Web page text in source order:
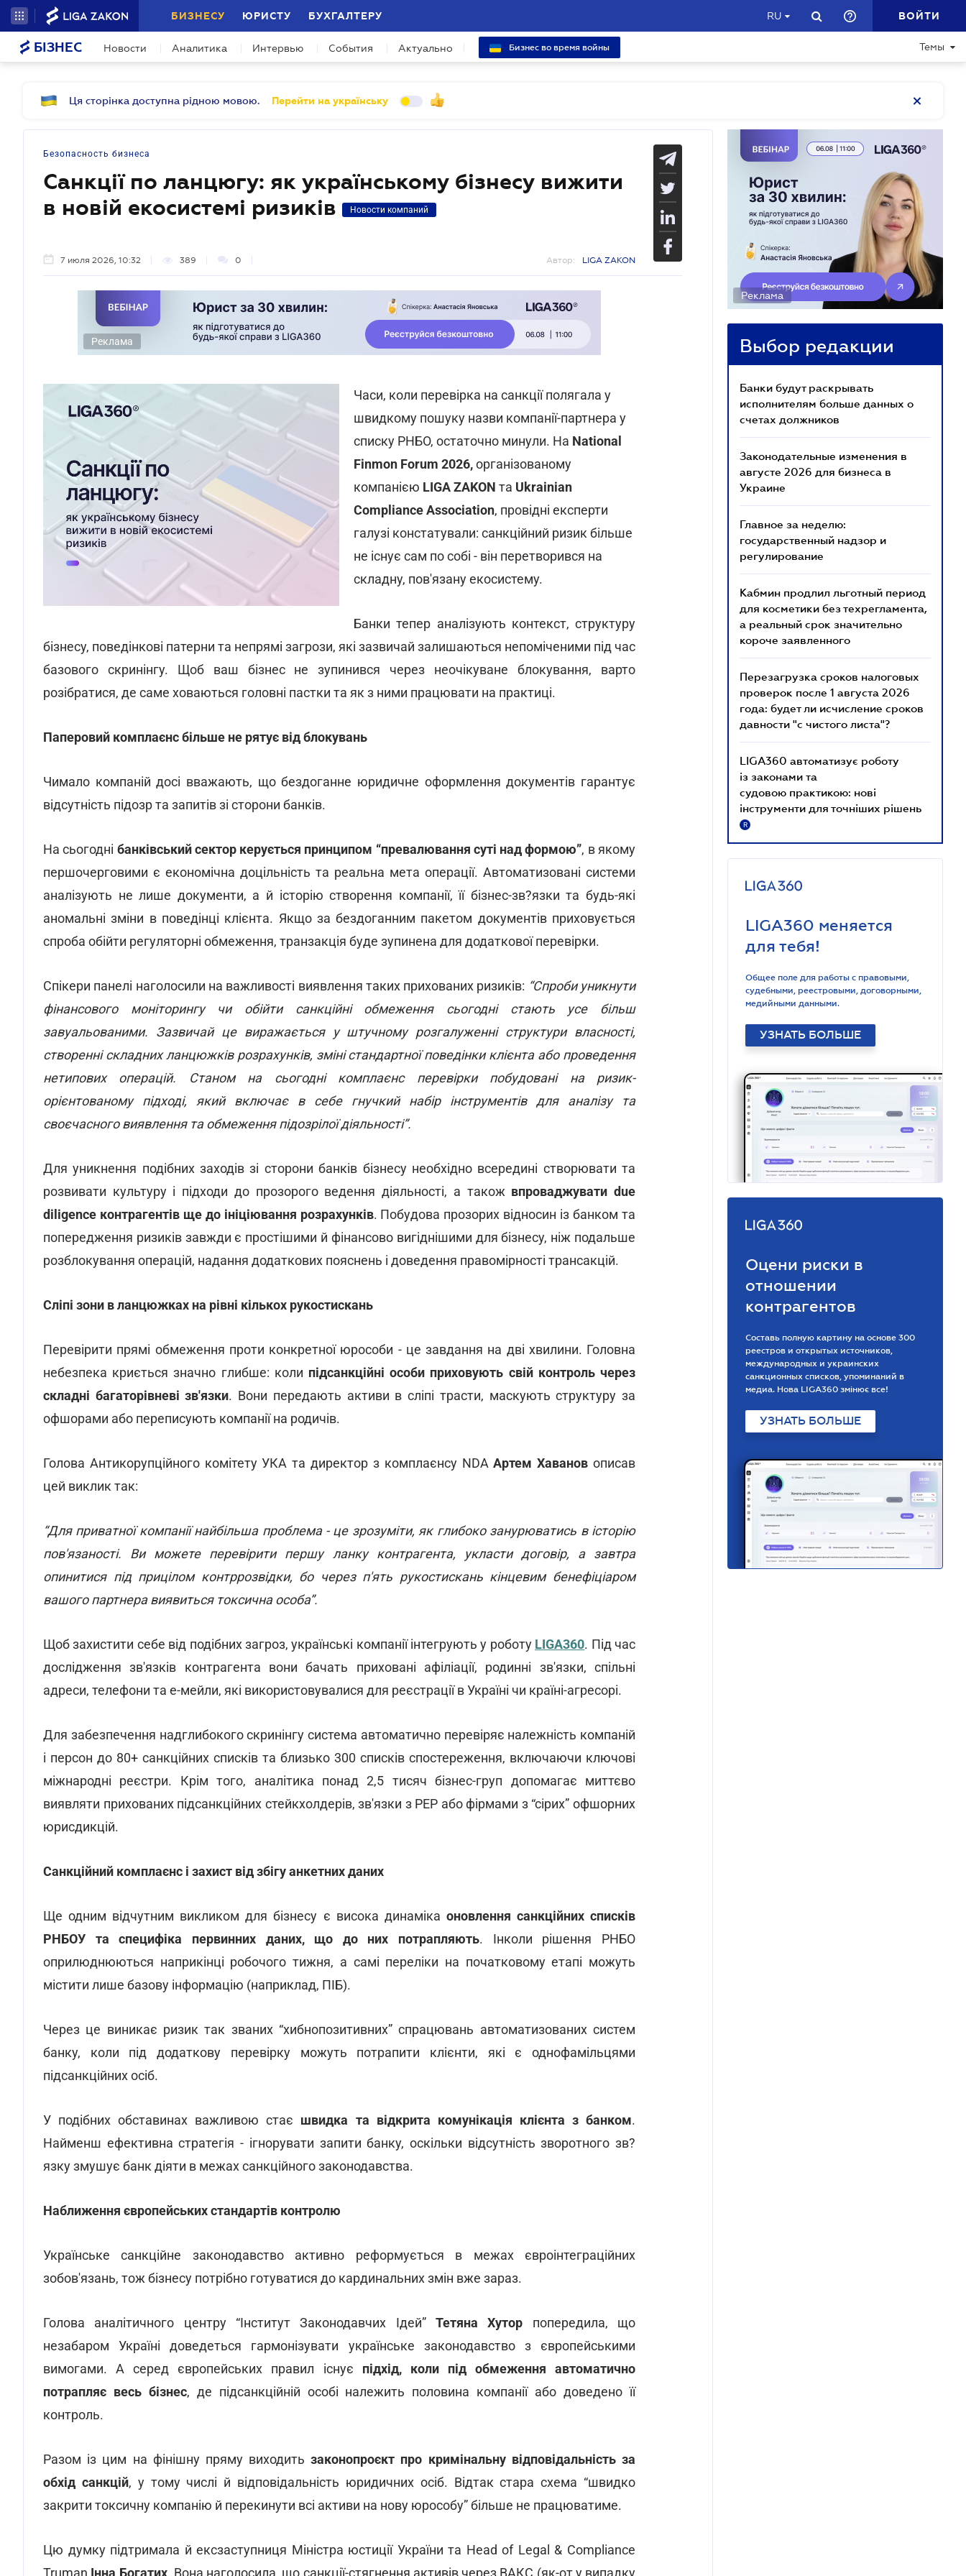
БИЗНЕСУ ЮРИСТУ БУХГАЛТЕРУ RU ВОЙТИ
БІЗНЕС Новости Аналитика Интервью События Актуально Бизнес во время войны Темы
Ця сторінка доступна рідною мовою. Перейти на українську
Безопасность бизнеса
Санкції по ланцюгу: як українському бізнесу вижити
в новій екосистемі ризиків
Новости компаний
7 июля 2026, 10:32 389 0 Автор: LIGA ZAKON
Реклама
Часи, коли перевірка на санкції полягала у
швидкому пошуку назви компанії-партнера у
списку РНБО, остаточно минули. На National
Finmon Forum 2026,організованому
компанією LIGA ZAKON та Ukrainian
Compliance Association, провідні експерти
галузі констатували: санкційний ризик більше
не існує сам по собі - він перетворився на
складну, пов'язану екосистему.
Банки тепер аналізують контекст, структуру
бізнесу, поведінкові патерни та непрямі загрози, які зазвичай залишаються непоміченими під час
базового скринінгу. Щоб ваш бізнес не зупинився через неочікуване блокування, варто
розібратися, де саме ховаються головні пастки та як з ними працювати на практиці.
Паперовий комплаєнс більше не рятує від блокувань
Чимало компаній досі вважають, що бездоганне юридичне оформлення документів гарантує
відсутність підозр та запитів зі сторони банків.
На сьогодні банківський сектор керується принципом “превалювання суті над формою”, в якому
першочерговими є економічна доцільність та реальна мета операції. Автоматизовані системи
аналізують не лише документи, а й історію створення компанії, її бізнес-зв?язки та будь-які
аномальні зміни в поведінці клієнта. Якщо за бездоганним пакетом документів приховується
спроба обійти регуляторні обмеження, транзакція буде зупинена для додаткової перевірки.
Спікери панелі наголосили на важливості виявлення таких прихованих ризиків: “Спроби уникнути
фінансового моніторингу чи обійти санкційні обмеження сьогодні стають усе більш
завуальованими. Зазвичай це виражається у штучному розгалуженні структури власності,
створенні складних ланцюжків розрахунків, зміні стандартної поведінки клієнта або проведення
нетипових операцій. Станом на сьогодні комплаєнс перевірки побудовані на ризик-
орієнтованому підході, який включає в себе гнучкий набір інструментів для аналізу та
своєчасного виявлення та обмеження підозрілої діяльності”.
Для уникнення подібних заходів зі сторони банків бізнесу необхідно всередині створювати та
розвивати культуру і підходи до прозорого ведення діяльності, а також впроваджувати due
diligence контрагентів ще до ініціювання розрахунків. Побудова прозорих відносин із банком та
попередження ризиків завжди є простішими й фінансово вигіднішими для бізнесу, ніж подальше
розблокування операцій, надання додаткових пояснень і доведення правомірності трансакцій.
Сліпі зони в ланцюжках на рівні кількох рукостискань
Перевірити прямі обмеження проти конкретної юрособи - це завдання на дві хвилини. Головна
небезпека криється значно глибше: коли підсанкційні особи приховують свій контроль через
складні багаторівневі зв'язки. Вони передають активи в сліпі трасти, маскують структуру за
офшорами або переписують компанії на родичів.
Голова Антикорупційного комітету УКА та директор з комплаєнсу NDAАртем Хаванов описав
цей виклик так:
“Для приватної компанії найбільша проблема - це зрозуміти, як глибоко занурюватись в історію
пов'язаності. Ви можете перевірити першу ланку контрагента, укласти договір, а завтра
опинитися під прицілом контррозвідки, бо через п'ять рукостискань кінцевим бенефіціаром
вашого партнера виявиться токсична особа”.
Щоб захистити себе від подібних загроз, українські компанії інтегрують у роботу LIGA360. Під час
дослідження зв'язків контрагента вони бачать приховані афіліації, родинні зв'язки, спільні
адреси, телефони та е-мейли, які використовувалися для реєстрації в Україні чи країні-агресорі.
Для забезпечення надглибокого скринінгу система автоматично перевіряє належність компаній
і персон до 80+ санкційних списків та близько 300 списків спостереження, включаючи ключові
міжнародні реєстри. Крім того, аналітика понад 2,5 тисяч бізнес-груп допомагає миттєво
виявляти прихованих підсанкційних стейкхолдерів, зв'язки з PEP або фірмами з “сірих” офшорних
юрисдикцій.
Санкційний комплаєнс і захист від збігу анкетних даних
Ще одним відчутним викликом для бізнесу є висока динаміка оновлення санкційних списків
РНБОУ та специфіка первинних даних, що до них потрапляють. Інколи рішення РНБО
оприлюднюються наприкінці робочого тижня, а самі переліки на початковому етапі можуть
містити лише базову інформацію (наприклад, ПІБ).
Через це виникає ризик так званих “хибнопозитивних” спрацювань автоматизованих систем
банку, коли під додаткову перевірку можуть потрапити клієнти, які є однофамільцями
підсанкційних осіб.
У подібних обставинах важливою стає швидка та відкрита комунікація клієнта з банком.
Найменш ефективна стратегія - ігнорувати запити банку, оскільки відсутність зворотного зв?
язку змушує банк діяти в межах санкційного законодавства.
Наближення європейських стандартів контролю
Українське санкційне законодавство активно реформується в межах євроінтеграційних
зобов'язань, тож бізнесу потрібно готуватися до кардинальних змін вже зараз.
Голова аналітичного центру “Інститут Законодавчих Ідей” Тетяна Хутор попередила, що
незабаром Україні доведеться гармонізувати українське законодавство з європейськими
вимогами.
А серед європейських правил існує підхід, коли під обмеження автоматично
потрапляє весь бізнес, де підсанкційній особі належить половина компанії або доведено її
контроль.
Разом із цим на фінішну пряму виходитьзаконопроєкт про кримінальну відповідальність за
обхід санкцій, у тому числі й відповідальність юридичних осіб. Відтак стара схема “швидко
закрити токсичну компанію й перекинути всі активи на нову юрособу” більше не працюватиме.
Цю думку підтримала й ексзаступниця Міністра юстиції України та Head of Legal & Compliance
Truman Інна Богатих. Вона наголосила, що санкції-стягнення активів через ВАКС (як-от у випадку
Реклама
Выбор редакции
Банки будут раскрывать
исполнителям больше данных о
счетах должников
Законодательные изменения в
августе 2026 для бизнеса в
Украине
Главное за неделю:
государственный надзор и
регулирование
Кабмин продлил льготный период
для косметики без техрегламента,
а реальный срок значительно
короче заявленного
Перезагрузка сроков налоговых
проверок после 1 августа 2026
года: будет ли исчисление сроков
давности "с чистого листа"?
LIGA360 автоматизує роботу
із законами та
судовою практикою: нові
інструменти для точніших рішень
R
LIGA360 меняется
для тебя!
Общее поле для работы с правовыми,
судебными, реестровыми, договорными,
медийными данными.
УЗНАТЬ БОЛЬШЕ
Оцени риски в
отношении
контрагентов
Составь полную картину на основе 300
реестров и открытых источников,
международных и украинских
санкционных списков, упоминаний в
медиа. Нова LIGA360 змінює все!
УЗНАТЬ БОЛЬШЕ